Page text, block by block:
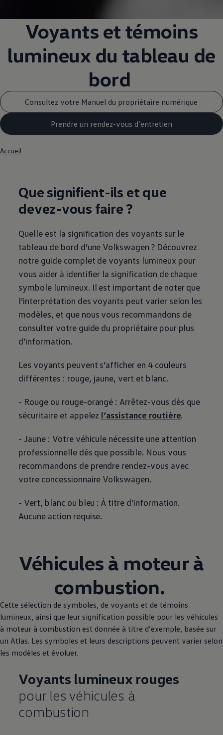
Voyants et témoins
lumineux du tableau de
bord
Consultez votre Manuel du propriétaire numérique
Prendre un rendez-vous d’entretien
Accueil
Que signifient-ils et que
devez-vous faire ?
Quelle est la signification des voyants sur le
tableau de bord d’une Volkswagen ? Découvrez
notre guide complet de voyants lumineux pour
vous aider à identifier la signification de chaque
symbole lumineux. Il est important de noter que
l’interprétation des voyants peut varier selon les
modèles, et que nous vous recommandons de
consulter votre guide du propriétaire pour plus
d’information.
Les voyants peuvent s’afficher en 4 couleurs
différentes : rouge, jaune, vert et blanc.
- Rouge ou rouge-orangé : Arrêtez-vous dès que
sécuritaire et appelez l’assistance routière.
- Jaune : Votre véhicule nécessite une attention
professionnelle dès que possible. Nous vous
recommandons de prendre rendez-vous avec
votre concessionnaire Volkswagen.
- Vert, blanc ou bleu : À titre d’information.
Aucune action requise.
Véhicules à moteur à
combustion.
Cette sélection de symboles, de voyants et de témoins
lumineux, ainsi que leur signification possible pour les véhicules
à moteur à combustion est donnée à titre d’exemple, basée sur
un Atlas. Les symboles et leurs descriptions peuvent varier selon
les modèles et évoluer.
Voyants lumineux rouges
pour les véhicules à
combustion